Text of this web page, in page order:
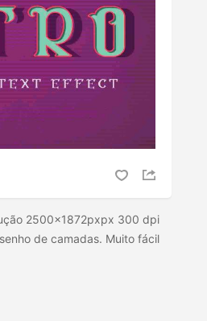
2500x1872pxpx 300 dpi
de camadas. Muito fácil